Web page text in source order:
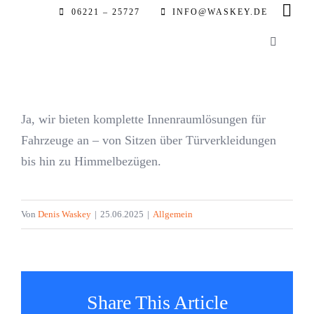
06221 – 25727 INFO@WASKEY.DE
Toggle
Ja, wir bieten komplette Innenraumlösungen für
Fahrzeuge an – von Sitzen über Türverkleidungen
bis hin zu Himmelbezügen.
Von Denis Waskey | 25.06.2025 | Allgemein
Share This Article